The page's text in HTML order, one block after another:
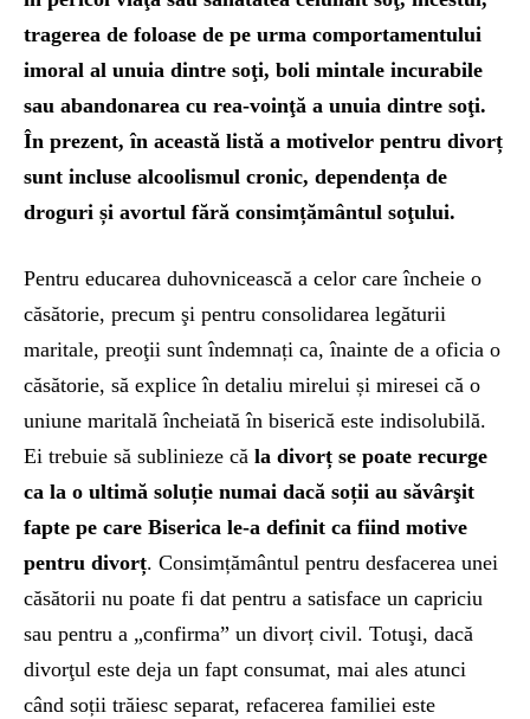
tragerea de foloase de pe urma comportamentului
imoral al unuia dintre soţi, boli mintale incurabile
sau abandonarea cu rea-voinţă a unuia dintre soţi.
În prezent, în această listă a motivelor pentru divorț
sunt incluse alcoolismul cronic, dependența de
droguri și avortul fără consimțământul soţului.
Pentru educarea duhovnicească a celor care încheie o
căsătorie, precum şi pentru consolidarea legăturii
maritale, preoţii sunt îndemnați ca, înainte de a oficia o
căsătorie, să explice în detaliu mirelui și miresei că o
uniune maritală încheiată în biserică este indisolubilă.
Ei trebuie să sublinieze că la divorț se poate recurge
ca la o ultimă soluție numai dacă soții au săvârşit
fapte pe care Biserica le-a definit ca fiind motive
pentru divorț. Consimțământul pentru desfacerea unei
căsătorii nu poate fi dat pentru a satisface un capriciu
sau pentru a „confirma” un divorț civil. Totuşi, dacă
divorţul este deja un fapt consumat, mai ales atunci
când soții trăiesc separat, refacerea familiei este